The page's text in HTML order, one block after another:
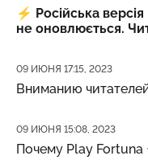
⚡️ Російська
не оновлюється.
Дата публикации
09 ИЮНЯ 17:15, 2023
Вниманию
Дата публикации
09 ИЮНЯ 15:08, 2023
Почему Play Fortuna